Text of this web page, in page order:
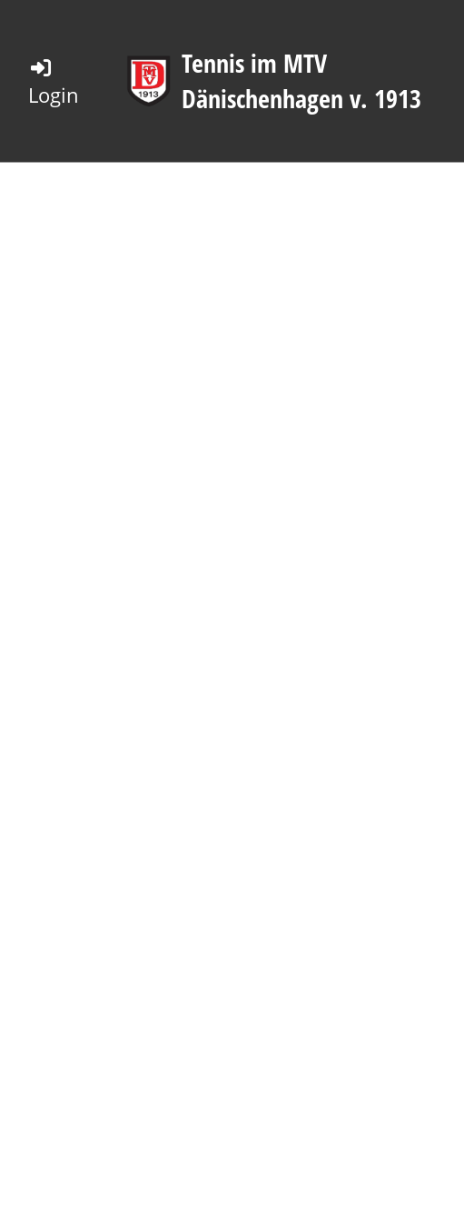
Login
Tennis im MTV
Dänischenhagen v. 1913